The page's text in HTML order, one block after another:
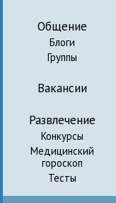
Общение
Блоги
Группы
Вакансии
Развлечение
Конкурсы
Медицинский
гороскоп
Тесты